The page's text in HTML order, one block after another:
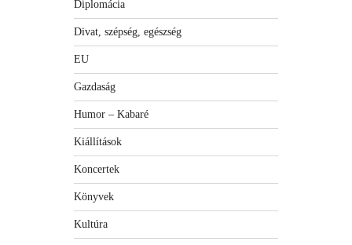
Diplomácia
Divat, szépség, egészség
EU
Gazdaság
Humor – Kabaré
Kiállítások
Koncertek
Könyvek
Kultúra